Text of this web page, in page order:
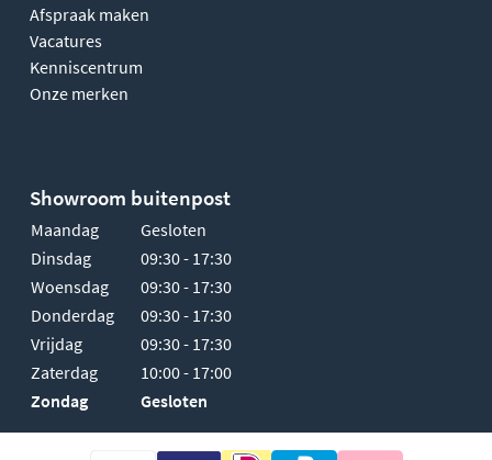
Afspraak maken
Vacatures
Kenniscentrum
Onze merken
Showroom buitenpost
Maandag
Gesloten
Dinsdag
09:30 - 17:30
Woensdag
09:30 - 17:30
Donderdag
09:30 - 17:30
Vrijdag
09:30 - 17:30
Zaterdag
10:00 - 17:00
Zondag
Gesloten